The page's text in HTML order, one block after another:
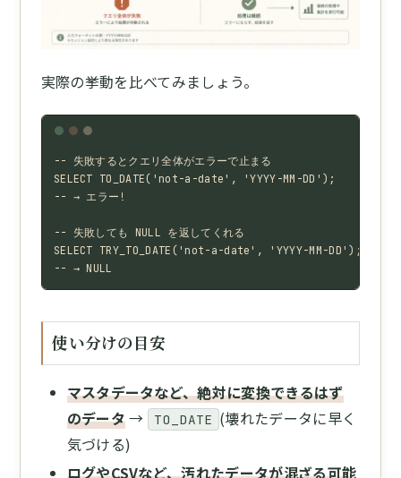
実際の挙動を比べてみましょう。
-- 失敗するとクエリ全体がエラーで止まる
SELECT TO_DATE('not-a-date', 'YYYY-MM-DD');
-- → エラー!
-- 失敗しても NULL を返してくれる
SELECT TRY_TO_DATE('not-a-date', 'YYYY-MM-DD');
-- → NULL
使い分けの目安
マスタデータなど、絶対に変換できるはず
のデータ→ TO_DATE (壊れたデータに早く
気づける)
ログやCSVなど、汚れたデータが混ざる可能